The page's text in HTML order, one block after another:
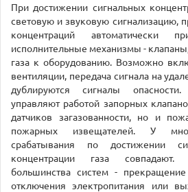
При достижении сигнальных
световую и звуковую сигнализацию,
концентраций автоматически
исполнительные механизмы -
газа к оборудованию. Возможно
вентиляции, передача сигнала на
дублируются сигналы
управляют работой запорных
датчиков загазованности, но и
пожарных извещателей. У
срабатывания по достижении
концентрации газа совпадают.
большинства систем -
отключения электропитания или